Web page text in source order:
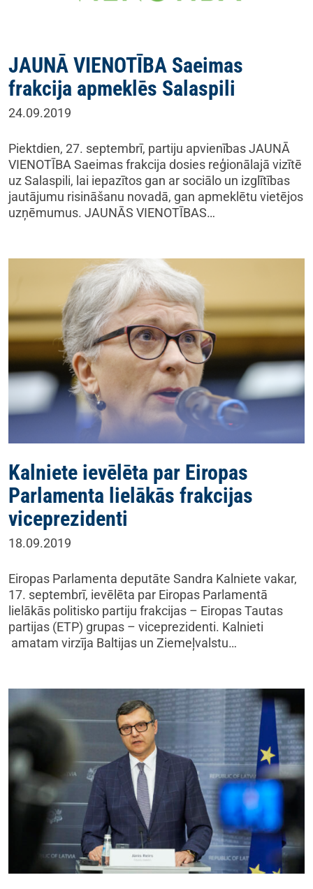
JAUNĀ VIENOTĪBA Saeimas
frakcija apmeklēs Salaspili
24.09.2019
Piektdien, 27. septembrī, partiju apvienības JAUNĀ
VIENOTĪBA Saeimas frakcija dosies reģionālajā vizītē
uz Salaspili, lai iepazītos gan ar sociālo un izglītības
jautājumu risināšanu novadā, gan apmeklētu vietējos
uzņēmumus. JAUNĀS VIENOTĪBAS…
Kalniete ievēlēta par Eiropas
Parlamenta lielākās frakcijas
viceprezidenti
18.09.2019
Eiropas Parlamenta deputāte Sandra Kalniete vakar,
17. septembrī, ievēlēta par Eiropas Parlamentā
lielākās politisko partiju frakcijas – Eiropas Tautas
partijas (ETP) grupas – viceprezidenti. Kalnieti
amatam virzīja Baltijas un Ziemeļvalstu…